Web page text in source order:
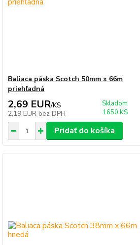
Baliaca páska Scotch 50mm x 66m
priehľadná
2,69 EUR/KS
2,19 EUR bez DPH
Skladom
1650 KS
Pridať do košíka